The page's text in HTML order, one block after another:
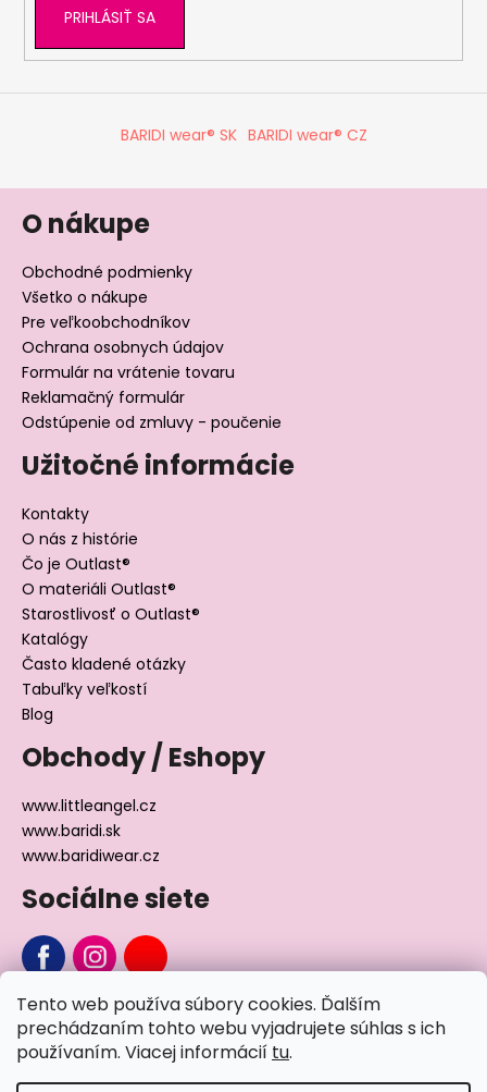
Tento web používa súbory cookies. Ďalším
prechádzaním tohto webu vyjadrujete súhlas s ich
používaním. Viacej informácií tu.
PRIHLÁSIŤ SA
BARIDI wear® SK BARIDI wear® CZ
O nákupe
Obchodné podmienky
Všetko o nákupe
Pre veľkoobchodníkov
Ochrana osobnych údajov
Formulár na vrátenie tovaru
Reklamačný formulár
Odstúpenie od zmluvy - poučenie
Užitočné informácie
Kontakty
O nás z histórie
Čo je Outlast®
O materiáli Outlast®
Starostlivosť o Outlast®
Katalógy
Často kladené otázky
Tabuľky veľkostí
Blog
Obchody / Eshopy
www.littleangel.cz
www.baridi.sk
www.baridiwear.cz
Sociálne siete
Chcete sa nás na niečo opýtať?
Napíšte nám